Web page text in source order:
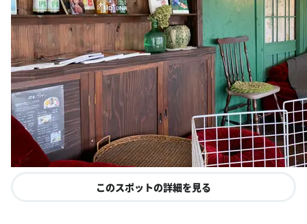
このスポットの詳細を見る